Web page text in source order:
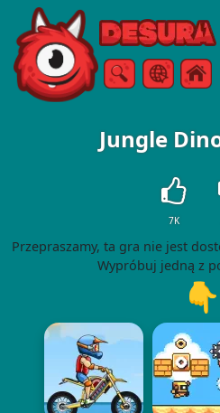
Free Online Games
SzukajMenu
Jungle
7K
Przepraszamy, ta gra nie jest
Wypróbuj jedną z
👇